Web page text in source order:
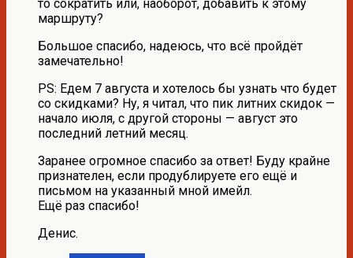
то сократить или, наоборот, добавить к этому
маршруту?
Большое спасибо, надеюсь, что всё пройдёт
замечательно!
PS: Едем 7 августа и хотелось бы узнать что будет
со скидками? Ну, я читал, что пик литних скидок —
начало июля, с другой стороны — август это
последний летний месяц.
Заранее огромное спасибо за ответ! Буду крайне
признателен, если продублируете его ещё и
письмом на указанный мной имейл.
Ещё раз спасибо!
Денис.